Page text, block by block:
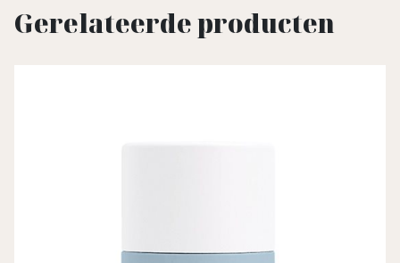
Gerelateerde producten